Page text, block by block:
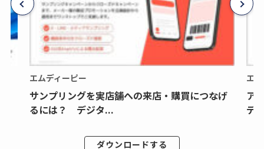
エムディーピー
サンプリングを実店舗への来店・購買につなげ
るには？ デジタ...
ダウンロードする
エ
ア
デ